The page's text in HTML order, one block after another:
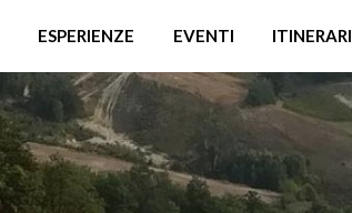
ESPERIENZE EVENTI ITINERARI